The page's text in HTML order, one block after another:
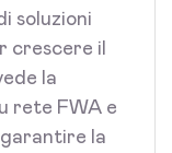
soluzioni
crescere il
la
rete FWA e
garantire la